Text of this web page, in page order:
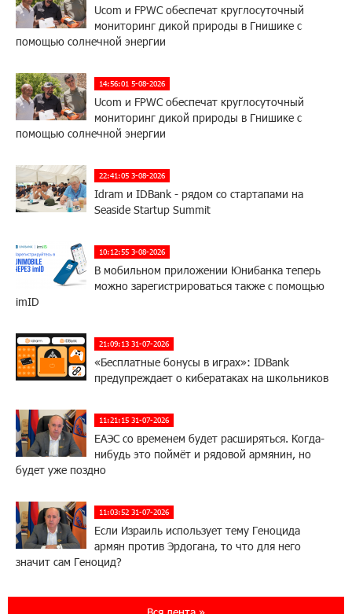
Ucom и FPWC обеспечат круглосуточный
мониторинг дикой природы в Гнишике с
помощью солнечной энергии
14:56:01 5-08-2026
Ucom и FPWC обеспечат круглосуточный
мониторинг дикой природы в Гнишике с
помощью солнечной энергии
22:41:05 3-08-2026
Idram и IDBank - рядом со стартапами на
Seaside Startup Summit
10:12:55 3-08-2026
В мобильном приложении Юнибанка теперь
можно зарегистрироваться также с помощью
imID
21:09:13 31-07-2026
«Бесплатные бонусы в играх»: IDBank
предупреждает о кибератаках на школьников
11:21:15 31-07-2026
ЕАЭС со временем будет расширяться. Когда-
нибудь это поймёт и рядовой армянин, но
будет уже поздно
11:03:52 31-07-2026
Если Израиль использует тему Геноцида
армян против Эрдогана, то что для него
значит сам Геноцид?